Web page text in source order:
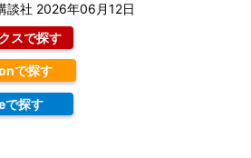
談社 2026年06月12日
スで探す
で探す
で探す